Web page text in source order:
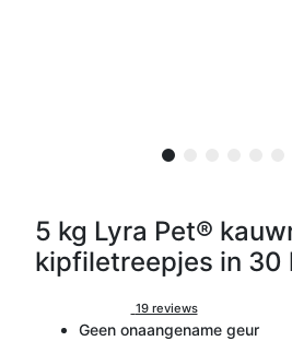
5 kg Lyra Pet®
kipfiletreepjes in 30
19 reviews
Geen onaangename geur